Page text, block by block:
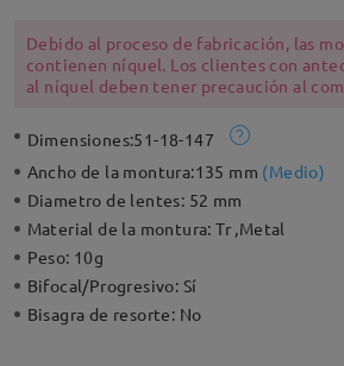
Debido al proceso de fabricación, las
contienen níquel. Los clientes con
al níquel deben tener precaución al
Dimensiones:51-18-147
Ancho de la montura:135 mm (Medio)
Diametro de lentes: 52 mm
Material de la montura:Tr ,Metal
Peso: 10g
Bifocal/Progresivo: Sí
Bisagra de resorte: No